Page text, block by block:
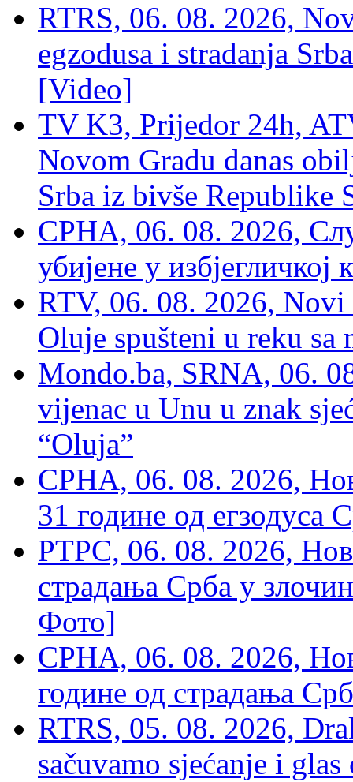
RTRS, 06. 08. 2026,
egzodusa i stradanja
[Video]
TV K3, Prijedor 24h,
Novom Gradu danas
Srba iz bivše Republike
СРНА, 06. 08. 2026,
убијене у избјегличкој
RTV, 06. 08. 2026, Novi
Oluje spušteni u reku sa
Mondo.ba, SRNA, 06.
vijenac u Unu u znak
“Oluja”
СРНА, 06. 08. 2026,
31 године од егзодуса
РТРС, 06. 08. 2026,
страдања Срба у
Фото]
СРНА, 06. 08. 2026,
године од страдања
RTRS, 05. 08. 2026,
sačuvamo sjećanje i